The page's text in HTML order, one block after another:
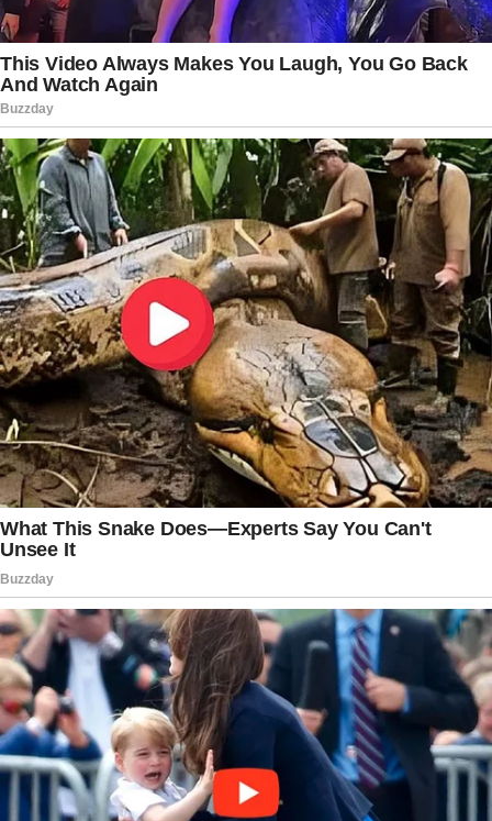
Felipe: o de um profissional que dedicou a
própria vida ao serviço público e à proteção da
sociedade.